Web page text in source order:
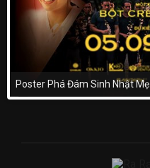
Poster Phá Đám Sinh Nhật Mẹ